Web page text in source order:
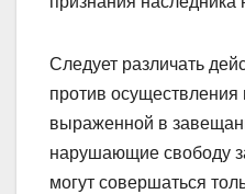
Следует различать
против осуществления
выраженной в
нарушающие свободу
могут совершаться